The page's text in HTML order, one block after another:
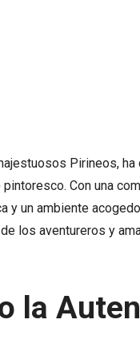
Pirineos,
Con una
y un ambiente
los aventureros y
la